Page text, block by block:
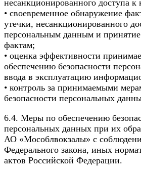
несанкционированного доступа к
• своевременное обнаружение
утечки, несанкционированного
персональным данным и
фактам;
• оценка эффективности
обеспечению безопасности
ввода в эксплуатацию
• контроль за принимаемыми
безопасности персональных
6.4. Меры по обеспечению
персональных данных при их
АО «Мособлвокзалы» с
Федерального закона, иных
актов Российской Федерации.